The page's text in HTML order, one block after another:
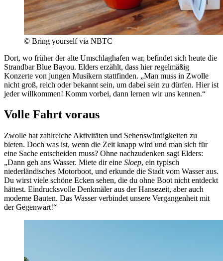
© Bring yourself via NBTC
Dort, wo früher der alte Umschlaghafen war, befindet sich heute die
Strandbar Blue Bayou. Elders erzählt, dass hier regelmäßig
Konzerte von jungen Musikern stattfinden. „Man muss in Zwolle
nicht groß, reich oder bekannt sein, um dabei sein zu dürfen. Hier ist
jeder willkommen! Komm vorbei, dann lernen wir uns kennen.“
Volle Fahrt voraus
Zwolle hat zahlreiche Aktivitäten und Sehenswürdigkeiten zu
bieten. Doch was ist, wenn die Zeit knapp wird und man sich für
eine Sache entscheiden muss? Ohne nachzudenken sagt Elders:
„Dann geh ans Wasser. Miete dir eine Sloep, ein typisch
niederländisches Motorboot, und erkunde die Stadt vom Wasser aus.
Du wirst viele schöne Ecken sehen, die du ohne Boot nicht entdeckt
hättest. Eindrucksvolle Denkmäler aus der Hansezeit, aber auch
moderne Bauten. Das Wasser verbindet unsere Vergangenheit mit
der Gegenwart!“